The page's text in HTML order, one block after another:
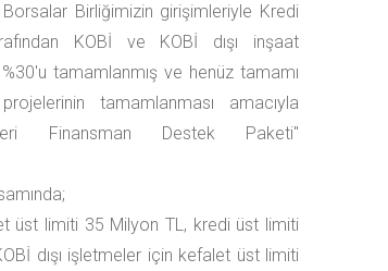
Birliğimizin girişimleriyle Kredi
KOBİ ve KOBİ dışı inşaat
%30'u tamamlanmış ve henüz tamamı
tamamlanması amacıyla
Finansman Destek Paketi"
üst limiti 35 Milyon TL, kredi üst limiti
dışı işletmeler için kefalet üst limiti